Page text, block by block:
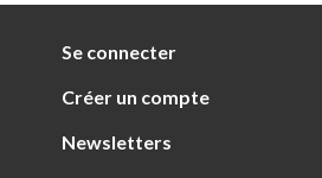
Se connecter
Créer un compte
Newsletters